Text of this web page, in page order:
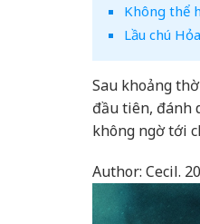
Không thể
Lầu chú
Sau khoảng
đầu tiên, đánh
không ngờ tới
Author: Cecil.